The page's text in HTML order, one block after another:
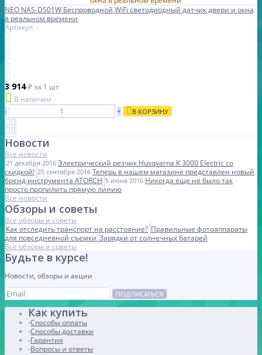
NEO NAS-DS01W Беспроводной WiFi светодиодный датчик двери и окна
в реальном времени
Артикул: -
3 914₽за 1 шт
В наличии
-
+ В КОРЗИНУ
Новости
Все новости
21 декабря 2016 Электрический резчик Husqvarna K 3000 Electric со
скидкой! 25 сентября 2016 Теперь в нашем магазине представлен новый
бренд инструмента ATORCH 5 июня 2016 Никогда еще не было так
просто пропилить прямую линию
Все новости
Обзоры и советы
Все обзоры и советы
Как отследить транспорт на расстояние? Правильные фотоаппараты
для повседневной съемки Зарядки от солнечных батарей
Все обзоры и советы
Будьте в курсе!
Новости, обзоры и акции
ПОДПИСАТЬСЯ
Как купить
Способы оплаты
Способы доставки
Гарантия
Вопросы и ответы